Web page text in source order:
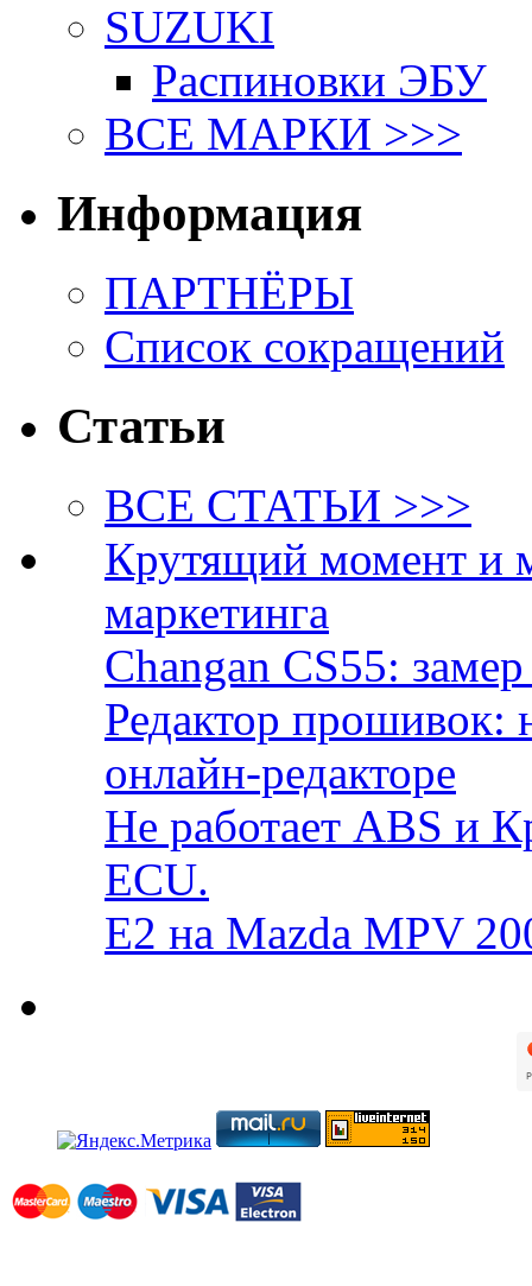
SUZUKI
Распиновки ЭБУ
ВСЕ МАРКИ >>>
Информация
ПАРТНЁРЫ
Список сокращений
Статьи
ВСЕ СТАТЬИ >>>
Крутящий момент и
маркетинга
Changan CS55:
Редактор прошивок:
онлайн-редакторе
Не работает ABS и
ECU.
E2 на Mazda MPV